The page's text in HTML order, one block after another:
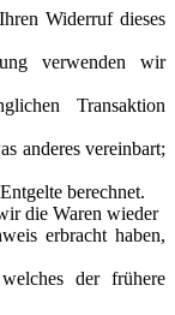
Widerruf dieses
verwenden wir
Transaktion
anderes vereinbart;
berechnet.
die Waren wieder
erbracht haben,
der frühere